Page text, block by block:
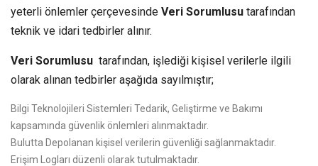
yeterli önlemler çerçevesinde Veri Sorumlusu tarafından
teknik ve idari tedbirler alınır.
Veri Sorumlusu tarafından, işlediği kişisel verilerle ilgili
olarak alınan tedbirler aşağıda sayılmıştır;
Bilgi Teknolojileri Sistemleri Tedarik, Geliştirme ve Bakımı
kapsamında güvenlik önlemleri alınmaktadır.
Bulutta Depolanan kişisel verilerin güvenliği sağlanmaktadır.
Erişim Logları düzenli olarak tutulmaktadır.